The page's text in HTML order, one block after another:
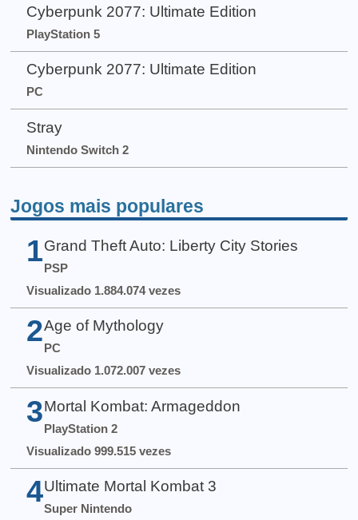
Cyberpunk 2077: Ultimate Edition
PlayStation 5
Cyberpunk 2077: Ultimate Edition
PC
Stray
Nintendo Switch 2
Jogos mais populares
1 Grand Theft Auto: Liberty City Stories
PSP
Visualizado 1.884.074 vezes
2 Age of Mythology
PC
Visualizado 1.072.007 vezes
3 Mortal Kombat: Armageddon
PlayStation 2
Visualizado 999.515 vezes
4 Ultimate Mortal Kombat 3
Super Nintendo